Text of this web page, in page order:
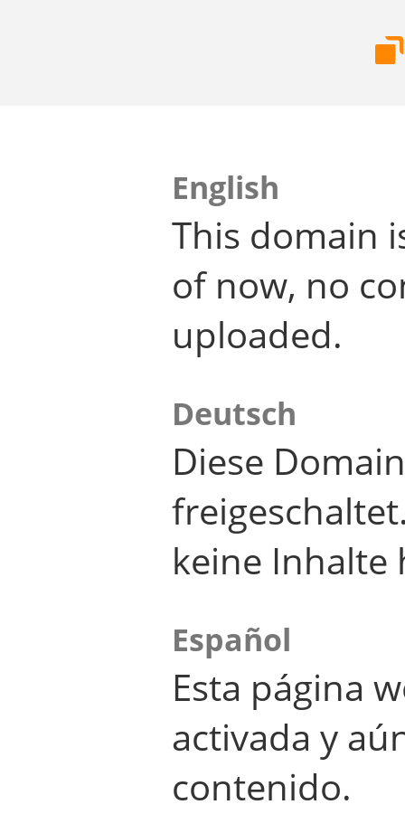
English
This domain
of now, no
uploaded.
Deutsch
Diese
keine Inhalte
Español
Esta página
activada y
contenido.